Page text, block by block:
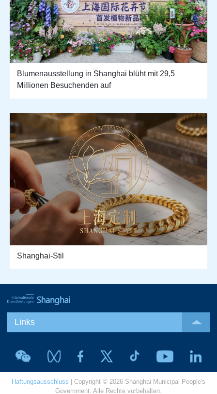
Blumenausstellung in Shanghai blüht mit 29,5
Millionen Besuchenden auf
Shanghai-Stil
Links
Haftungsausschluss | Copyright © 2026 Shanghai Municipal People's
Government. Alle Rechte vorbehalten.